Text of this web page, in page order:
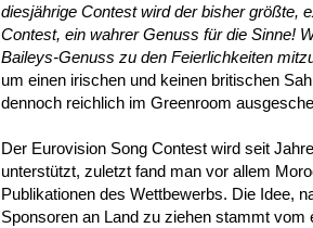
diesjährige Contest wird der bisher größte,
Contest, ein wahrer Genuss für die Sinne!
Baileys-Genuss zu den Feierlichkeiten
um einen irischen und keinen britischen
dennoch reichlich im Greenroom
Der Eurovision Song Contest wird seit
unterstützt, zuletzt fand man vor allem
Publikationen des Wettbewerbs. Die Idee,
Sponsoren an Land zu ziehen stammt